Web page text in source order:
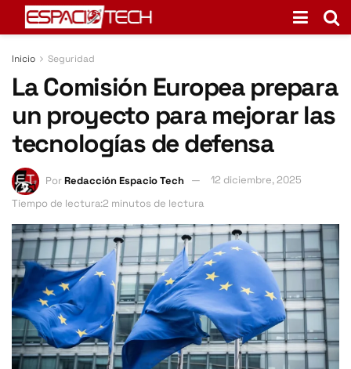
Inicio Seguridad
La Comisión Europea prepara
un proyecto para mejorar las
tecnologías de defensa
PorRedacción Espacio Tech
12 diciembre, 2025
Tiempo de lectura:2 minutos de lectura